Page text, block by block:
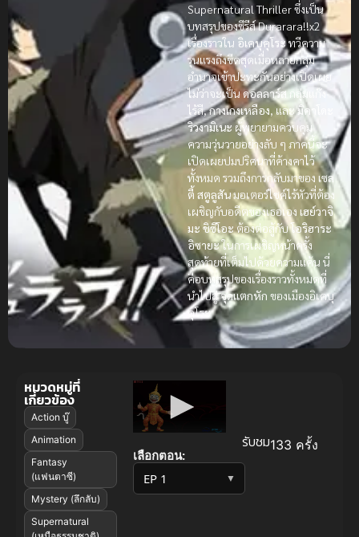
Supernatural Thriller ซึ่งเป็น
บทสรุปของซีรีส์ Durarara!!x2
เรื่องราวใน อิเคบุคุโระทวีความ
รุนแรงถึงขีดสุดเมื่อหลายกลุ่ม
อำนาจเข้าปะทะกันอย่างเปิดเผย
ไม่ว่าจะเป็นดอลลาร์สกลุ่มแก๊ง
ไร้สี,กางเกงเหลือง, และมิคาโดะ
ริวงามิเนะผู้พยายามควบคุม
ความวุ่นวายอย่างลับ ๆ ภาคนี้จะ
เปิดเผยปมปริศนาที่ค้างคาไว้
ทั้งหมด รวมถึงการกลับมาของ เซล
ตี้ สตูลูสันมอเตอร์ไซค์ไร้หัวที่ต้อง
เผชิญกับอดีตของเธอเอง เฮย์วาจิ
มะ ชิซึโอะต้องต่อสู้กับโอริฮาระ
อิซายะในการเผชิญหน้าครั้ง
สุดท้ายที่เต็มไปด้วยความแค้น นี่
คือบทสรุปของเรื่องราวทั้งหมดที่
นำไปสู่จุดแตกหัก ของเมืองอิเคบุ
คุโระ
เลือกตอน:
▼
รับชม133 ครั้ง
หมวดหมู่ที่
เกี่ยวข้อง
Action บู๊
Animation
Fantasy
(แฟนตาซี)
Mystery (ลึกลับ)
Supernatural